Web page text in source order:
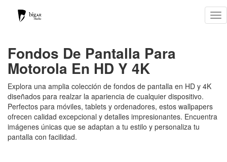
Fondos De Pantalla Para
Motorola En HD Y 4K
Explora una amplia colección de fondos de pantalla en HD y 4K
diseñados para realzar la apariencia de cualquier dispositivo.
Perfectos para móviles, tablets y ordenadores, estos wallpapers
ofrecen calidad excepcional y detalles impresionantes. Encuentra
imágenes únicas que se adaptan a tu estilo y personaliza tu
pantalla con facilidad.